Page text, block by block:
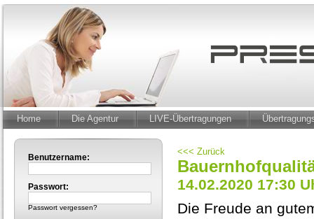
Home Die Agentur LIVE-Übertragungen
Benutzername:
Passwort:
Passwort vergessen?
<<< Zurück
14.02.2020 17:30
Die Freude an